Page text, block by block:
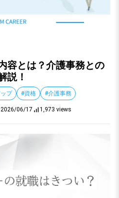
容とは？介護事務との
説！
プ #資格 #介護事務
2026/06/17 1,973 views